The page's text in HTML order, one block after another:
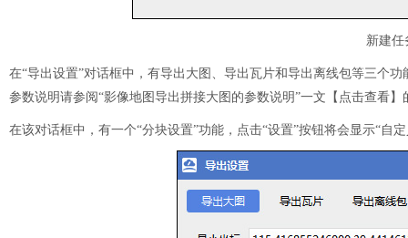
新建任
在“导出设置”对话框中，有导出大图、导出瓦片和导出离线包等三个
参数说明请参阅“影像地图导出拼接大图的参数说明”一文【点击查看】
在该对话框中，有一个“分块设置”功能，点击“设置”按钮将会显示“自